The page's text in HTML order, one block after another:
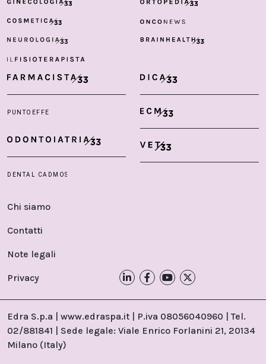
Chi siamo
Contatti
Note legali
Privacy
Edra S.p.a | www.edraspa.it | P.iva 08056040960 | Tel.
02/881841 | Sede legale: Viale Enrico Forlanini 21, 20134
Milano (Italy)